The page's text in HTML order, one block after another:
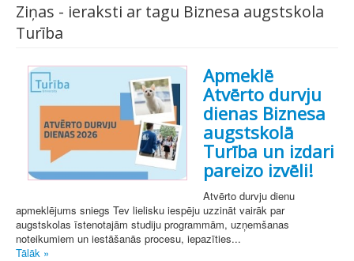
Ziņas - ieraksti ar tagu Biznesa augstskola
Turība
Apmeklē
Atvērto durvju
dienas Biznesa
augstskolā
Turība un izdari
pareizo izvēli!
Atvērto durvju dienu
apmeklējums sniegs Tev lielisku iespēju uzzināt vairāk par
augstskolas īstenotajām studiju programmām, uzņemšanas
noteikumiem un iestāšanās procesu, iepazīties...
Tālāk »